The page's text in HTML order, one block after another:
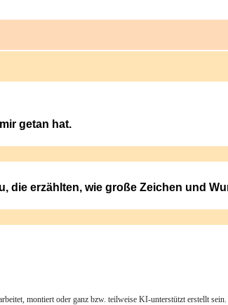
getan hat.
die erzählten, wie große Zeichen und
montiert oder ganz bzw. teilweise KI-unterstützt erstellt